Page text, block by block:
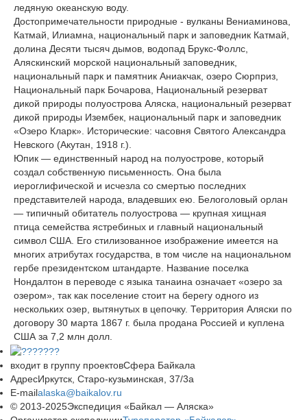
ледяную океанскую воду.
Достопримечательности природные - вулканы Вениаминова,
Катмай, Илиамна, национальный парк и заповедник Катмай,
долина Десяти тысяч дымов, водопад Брукс-Фоллс,
Аляскинский морской национальный заповедник,
национальный парк и памятник Аниакчак, озеро Сюрприз,
Национальный парк Бочарова, Национальный резерват
дикой природы полуострова Аляска, национальный резерват
дикой природы Изембек, национальный парк и заповедник
«Озеро Кларк». Исторические: часовня Святого Александра
Невского (Акутан, 1918 г.).
Юпик — единственный народ на полуострове, который
создал собственную письменность. Она была
иероглифической и исчезла со смертью последних
представителей народа, владевших ею. Белоголовый орлан
— типичный обитатель полуострова — крупная хищная
птица семейства ястребиных и главный национальный
символ США. Его стилизованное изображение имеется на
многих атрибутах государства, в том числе на национальном
гербе президентском штандарте. Название поселка
Нондалтон в переводе с языка танаина означает «озеро за
озером», так как поселение стоит на берегу одного из
нескольких озер, вытянутых в цепочку. Территория Аляски по
договору 30 марта 1867 г. была продана Россией и куплена
США за 7,2 млн долл.
входит в группу проектовСфера Байкала
АдресИркутск, Старо-кузьминская, 37/3а
E-mailalaska@baikalov.ru
© 2013-2025Экспедиция «Байкал — Аляска»